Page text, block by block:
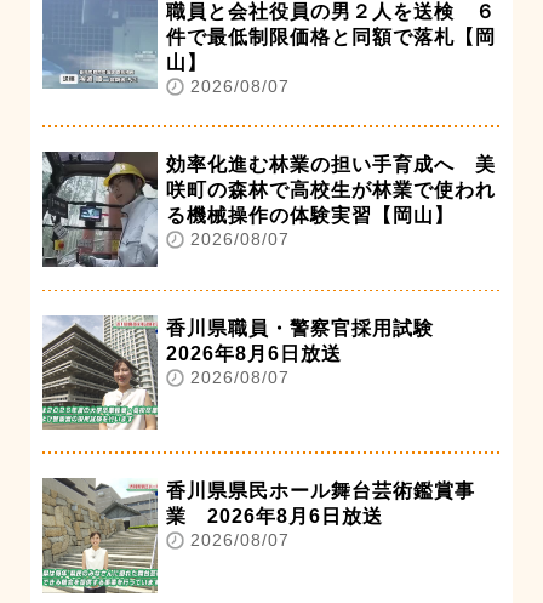
職員と会社役員の男２人を送検 ６
件で最低制限価格と同額で落札【岡
山】
2026/08/07
効率化進む林業の担い手育成へ 美
咲町の森林で高校生が林業で使われ
る機械操作の体験実習【岡山】
2026/08/07
香川県職員・警察官採用試験
2026年8月6日放送
2026/08/07
香川県県民ホール舞台芸術鑑賞事
業 2026年8月6日放送
2026/08/07